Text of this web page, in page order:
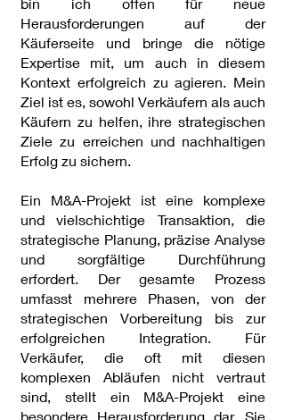
Herausforderungen auf der
Käuferseite und bringe die nötige
Expertise mit, um auch in diesem
Kontext erfolgreich zu agieren. Mein
Ziel ist es, sowohl Verkäufern als auch
Käufern zu helfen, ihre strategischen
Ziele zu erreichen und nachhaltigen
Erfolg zu sichern.
Ein M&A-Projekt ist eine komplexe
und vielschichtige Transaktion, die
strategische Planung, präzise Analyse
und sorgfältige Durchführung
erfordert. Der gesamte Prozess
umfasst mehrere Phasen, von der
strategischen Vorbereitung bis zur
erfolgreichen Integration. Für
Verkäufer, die oft mit diesen
komplexen Abläufen nicht vertraut
sind, stellt ein M&A-Projekt eine
besondere Herausforderung dar. Sie